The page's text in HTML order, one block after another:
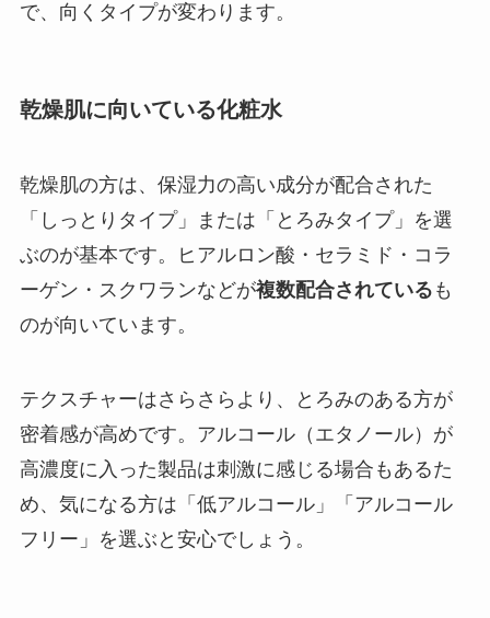
で、向くタイプが変わります。
乾燥肌に向いている化粧水
乾燥肌の方は、保湿力の高い成分が配合された
「しっとりタイプ」または「とろみタイプ」を選
ぶのが基本です。ヒアルロン酸・セラミド・コラ
ーゲン・スクワランなどが複数配合されている も
のが向いています。
テクスチャーはさらさらより、とろみのある方が
密着感が高めです。アルコール（エタノール）が
高濃度に入った製品は刺激に感じる場合もあるた
め、気になる方は「低アルコール」「アルコール
フリー」を選ぶと安心でしょう。